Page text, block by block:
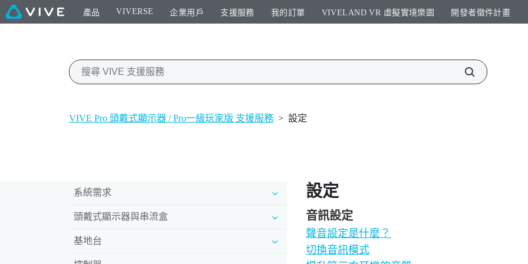
產品 VIVERSE 企業用戶 支援服務 我的訂單 VIVELAND VR 虛擬實境樂園​ 開發者徵件計畫​
VIVE Pro 頭戴式顯示器 / Pro一級玩家版 支援服務 > 設定
系統需求
頭戴式顯示器與串流盒
基地台
設定
音訊設定
聲音設定是什麼？
切換音訊模式